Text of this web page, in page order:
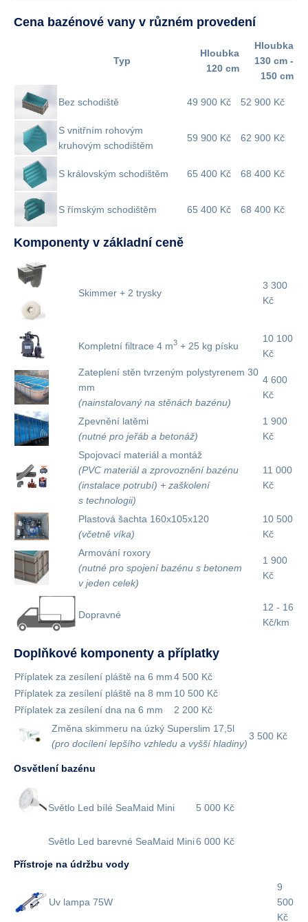
Cena bazénové vany v různém provedení
Typ
Hloubka
120 cm
Hloubka
130 cm -
150 cm
Bez schodiště 49 900 Kč 52 900 Kč
S vnitřním rohovým
kruhovým schodištěm
59 900 Kč 62 900 Kč
S královským schodištěm 65 400 Kč 68 400 Kč
S římským schodištěm 65 400 Kč 68 400 Kč
Komponenty v základní ceně
Skimmer + 2 trysky
3 300
Kč
Kompletní filtrace 4 m3 + 25 kg písku
10 100
Kč
Zateplení stěn tvrzeným polystyrenem 30
mm
(nainstalovaný na stěnách bazénu)
4 600
Kč
Zpevnění latěmi
(nutné pro jeřáb a betonáž)
1 900
Kč
Spojovací materiál a montáž
(PVC materiál a zprovoznění bazénu
(instalace potrubí) + zaškolení
s technologii)
11 000
Kč
Plastová šachta 160x105x120
(včetně víka)
10 500
Kč
Armování roxory
(nutné pro spojení bazénu s betonem
v jeden celek)
1 900
Kč
Dopravné
12 - 16
Kč/km
Doplňkové komponenty a příplatky
Příplatek za zesílení pláště na 6 mm4 500 Kč
Příplatek za zesílení pláště na 8 mm 10 500 Kč
Příplatek za zesílení dna na 6 mm
2 200 Kč
Změna skimmeru na úzký Superslim 17,5l
(pro docílení lepšího vzhledu a vyšší hladiny)
3 500 Kč
Osvětlení bazénu
Světlo Led bílé SeaMaid Mini 5 000 Kč
Světlo Led barevné SeaMaid Mini6 000 Kč
Přístroje na údržbu vody
Uv lampa 75W
9
500
Kč